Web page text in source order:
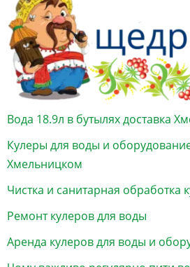
Вода 18.9л в бутылях доставка
Кулеры для воды и
Хмельницком
Чистка и санитарная обработка
Ремонт кулеров для воды
Аренда кулеров для воды и